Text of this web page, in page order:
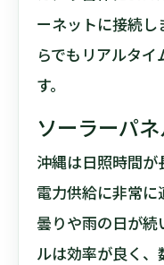
ーネットに接続し
らでもリアルタ
す。
ソーラーパ
沖縄は日照時間が
電力供給に非常に
曇りや雨の日が続
ルは効率が良く